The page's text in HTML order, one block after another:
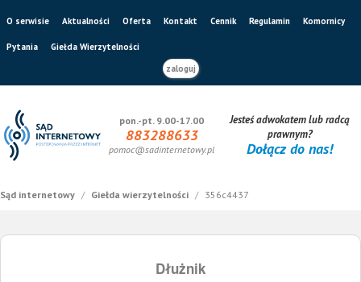
O serwisie Aktualności Oferta Kontakt Cennik Regulamin Komornicy
Pytania
Giełda Wierzytelności
zaloguj
pon.-pt. 9.00-17.00
883288633
pomoc@sadinternetowy.pl
Jesteś adwokatem lub radcą
prawnym?
Dołącz do nas!
Sąd internetowy / Giełda wierzytelności / 356c4437
Dłużnik